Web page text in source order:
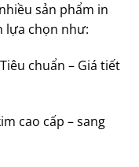
sản phẩm in
lựa chọn như:
chuẩn – Giá tiết
cao cấp – sang